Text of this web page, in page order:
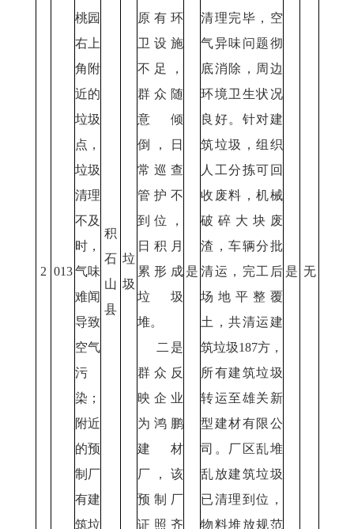
2 013
桃园
右上
角附
近的
垃圾
点，
垃圾
清理
不及
时，
气味
难闻
导致
空气
污
染；
附近
的预
制厂
有建
筑垃
积
石
山
县
垃
圾
原有环
卫设施
不足，
群众随
意倾
倒，日
常巡查
管护不
到位，
日积月
累形成
垃圾
堆。
二是
群众反
映企业
为鸿鹏
建材
厂，该
预制厂
证照齐
是
清理完毕，空
气异味问题彻
底消除，周边
环境卫生状况
良好。针对建
筑垃圾，组织
人工分拣可回
收废料，机械
破碎大块废
渣，车辆分批
清运，完工后
场地平整覆
土，共清运建
筑垃圾187方，
所有建筑垃圾
转运至雄关新
型建材有限公
司。 厂区乱堆
乱放建筑垃圾
已清理到位，
物料堆放规范
是 无